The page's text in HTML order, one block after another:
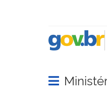
Abrir menu